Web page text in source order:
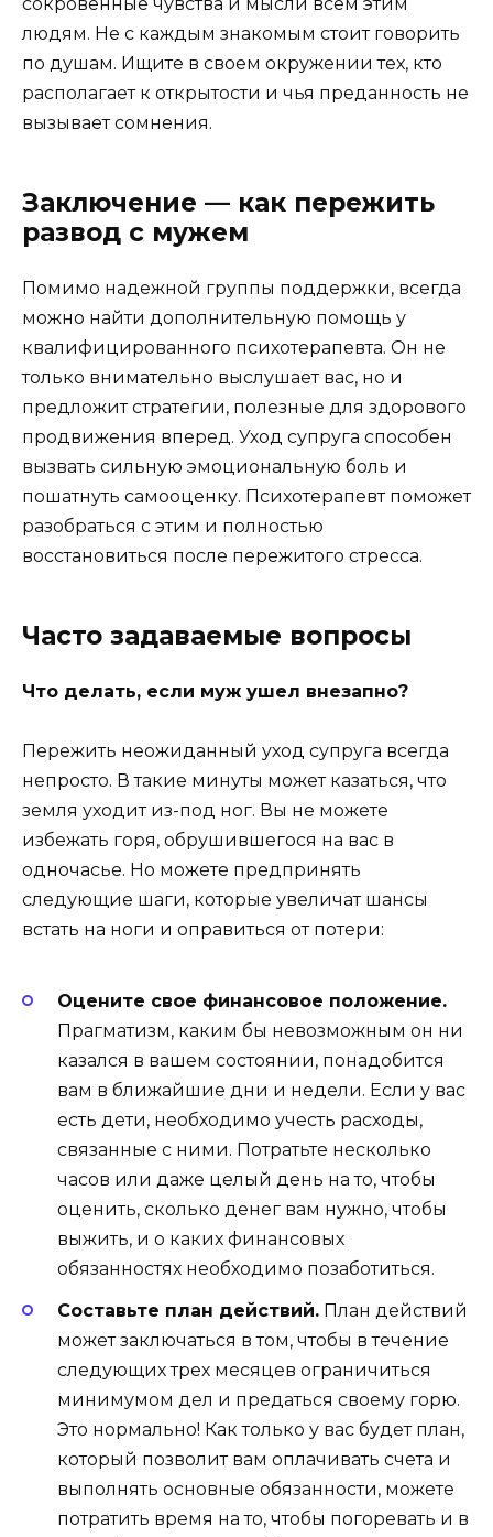
людям. Не с каждым знакомым стоит говорить
по душам. Ищите в своем окружении тех, кто
располагает к открытости и чья преданность не
вызывает сомнения.
Заключение — как пережить
развод с мужем
Помимо надежной группы поддержки, всегда
можно найти дополнительную помощь у
квалифицированного психотерапевта. Он не
только внимательно выслушает вас, но и
предложит стратегии, полезные для здорового
продвижения вперед. Уход супруга способен
вызвать сильную эмоциональную боль и
пошатнуть самооценку. Психотерапевт поможет
разобраться с этим и полностью
восстановиться после пережитого стресса.
Часто задаваемые вопросы
Что делать, если муж ушел внезапно?
Пережить неожиданный уход супруга всегда
непросто. В такие минуты может казаться, что
земля уходит из-под ног. Вы не можете
избежать горя, обрушившегося на вас в
одночасье. Но можете предпринять
следующие шаги, которые увеличат шансы
встать на ноги и оправиться от потери:
Оцените свое финансовое положение.
Прагматизм, каким бы невозможным он ни
казался в вашем состоянии, понадобится
вам в ближайшие дни и недели. Если у вас
есть дети, необходимо учесть расходы,
связанные с ними. Потратьте несколько
часов или даже целый день на то, чтобы
оценить, сколько денег вам нужно, чтобы
выжить, и о каких финансовых
обязанностях необходимо позаботиться.
Составьте план действий. План действий
может заключаться в том, чтобы в течение
следующих трех месяцев ограничиться
минимумом дел и предаться своему горю.
Это нормально! Как только у вас будет план,
который позволит вам оплачивать счета и
выполнять основные обязанности, можете
потратить время на то, чтобы погоревать и в